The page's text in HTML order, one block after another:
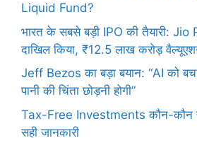
Liquid Fund?
भारत के सबसे बड़ी IPO की तैयारी:
दाखिल किया, ₹12.5 लाख करोड़
Jeff Bezos का बड़ा बयान: “AI को
पानी की चिंता छोड़नी होगी”
Tax-Free Investments कौन-कौन
सही जानकारी